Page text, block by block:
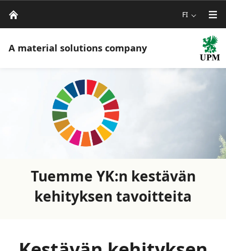
FI
A material solutions company
Tuemme YK:n kestävän
kehityksen tavoitteita